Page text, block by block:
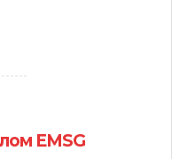
EMSG